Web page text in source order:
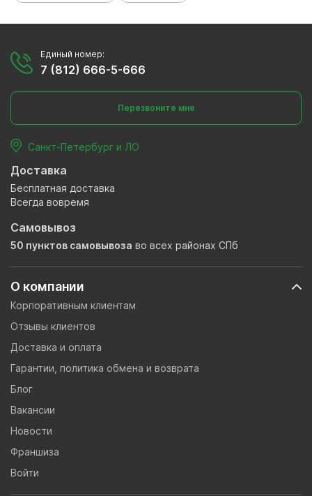
О компании
Корпоративным клиентам
Отзывы клиентов
Доставка и оплата
Гарантии, политика обмена и возврата
Блог
Вакансии
Новости
Франшиза
Войти
Единый номер:
7 (812) 666-5-666
Перезвоните мне
Санкт-Петербург и ЛО
Доставка
Бесплатная доставка
Всегда вовремя
Самовывоз
50 пунктов самовывоза во всех районах СПб